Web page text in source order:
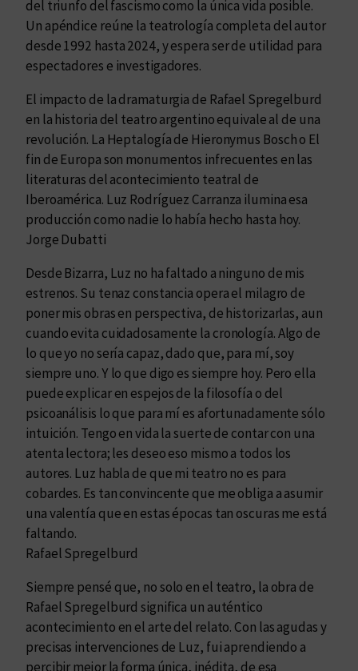
a
d
del triunfo del fascismo como la única vida posible.
Un apéndice reúne la teatrología completa del autor
desde 1992 hasta 2024, y espera ser de utilidad para
espectadores e investigadores.
El impacto de la dramaturgia de Rafael Spregelburd
en la historia del teatro argentino equivale al de una
revolución. La Heptalogía de Hieronymus Bosch o El
fin de Europa son monumentos infrecuentes en las
literaturas del acontecimiento teatral de
Iberoamérica. Luz Rodríguez Carranza ilumina esa
producción como nadie lo había hecho hasta hoy.
Jorge Dubatti
Desde Bizarra, Luz no ha faltado a ninguno de mis
estrenos. Su tenaz constancia opera el milagro de
poner mis obras en perspectiva, de historizarlas, aun
cuando evita cuidadosamente la cronología. Algo de
lo que yo no sería capaz, dado que, para mí, soy
siempre uno. Y lo que digo es siempre hoy. Pero ella
puede explicar en espejos de la filosofía o del
psicoanálisis lo que para mí es afortunadamente sólo
intuición. Tengo en vida la suerte de contar con una
atenta lectora; les deseo eso mismo a todos los
autores. Luz habla de que mi teatro no es para
cobardes. Es tan convincente que me obliga a asumir
una valentía que en estas épocas tan oscuras me está
faltando.
Rafael Spregelburd
Siempre pensé que, no solo en el teatro, la obra de
Rafael Spregelburd significa un auténtico
acontecimiento en el arte del relato. Con las agudas y
precisas intervenciones de Luz, fui aprendiendo a
percibir mejor la forma única, inédita, de esa